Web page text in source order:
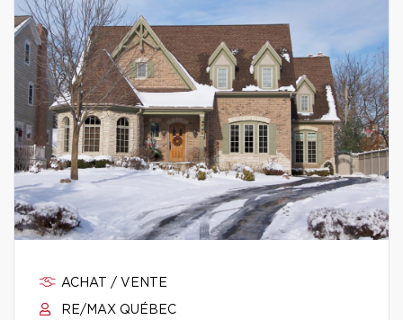
ACHAT / VENTE
RE/MAX QUÉBEC